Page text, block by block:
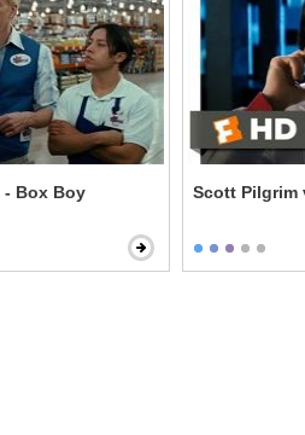
- Box Boy Scott Pilgrim